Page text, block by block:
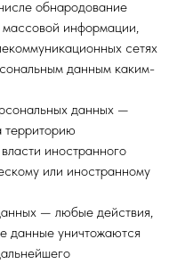
обнародование
массовой информации,
сетях
данным каким-
данных —
территорию
иностранного
или иностранному
— любые действия,
данные уничтожаются